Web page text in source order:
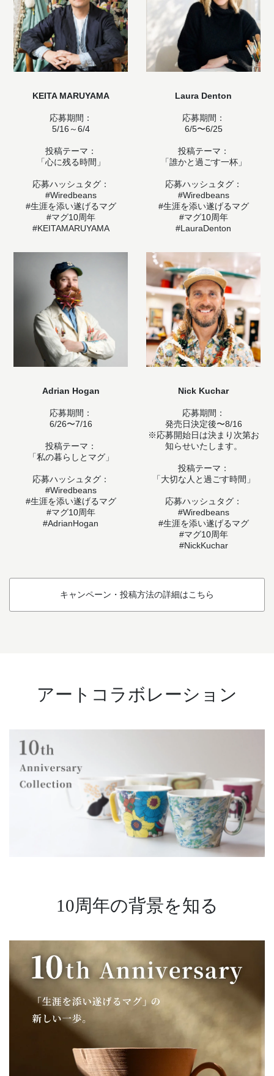
KEITA MARUYAMA
応募期間：
5/16～6/4
投稿テーマ：
「心に残る時間」
応募ハッシュタグ：
#Wiredbeans
#生涯を添い遂げるマグ
#マグ10周年
#KEITAMARUYAMA
Laura Denton
応募期間：
6/5〜6/25
投稿テーマ：
「誰かと過ごす一杯」
応募ハッシュタグ：
#Wiredbeans
#生涯を添い遂げるマグ
#マグ10周年
#LauraDenton
Adrian Hogan
応募期間：
6/26〜7/16
投稿テーマ：
「私の暮らしとマグ」
応募ハッシュタグ：
#Wiredbeans
#生涯を添い遂げるマグ
#マグ10周年
#AdrianHogan
Nick Kuchar
応募期間：
発売日決定後〜8/16
※応募開始日は決まり次第お
知らせいたします。
投稿テーマ：
「大切な人と過ごす時間」
応募ハッシュタグ：
#Wiredbeans
#生涯を添い遂げるマグ
#マグ10周年
#NickKuchar
キャンペーン・投稿方法の詳細はこちら
アートコラボレーション
10周年の背景を知る